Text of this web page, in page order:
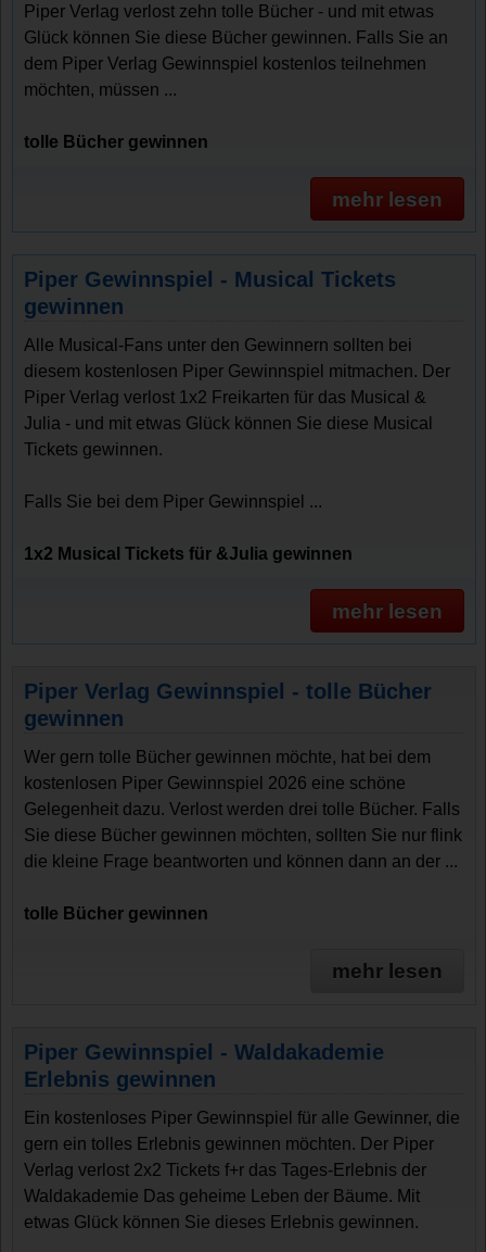
Piper Verlag verlost zehn tolle Bücher - und mit etwas
Glück können Sie diese Bücher gewinnen. Falls Sie an
dem Piper Verlag Gewinnspiel kostenlos teilnehmen
möchten, müssen ...
tolle Bücher gewinnen
mehr lesen
Piper Gewinnspiel - Musical Tickets
gewinnen
Alle Musical-Fans unter den Gewinnern sollten bei
diesem kostenlosen Piper Gewinnspiel mitmachen. Der
Piper Verlag verlost 1x2 Freikarten für das Musical &
Julia - und mit etwas Glück können Sie diese Musical
Tickets gewinnen.
Falls Sie bei dem Piper Gewinnspiel ...
1x2 Musical Tickets für &Julia gewinnen
mehr lesen
Piper Verlag Gewinnspiel - tolle Bücher
gewinnen
Wer gern tolle Bücher gewinnen möchte, hat bei dem
kostenlosen Piper Gewinnspiel 2026 eine schöne
Gelegenheit dazu. Verlost werden drei tolle Bücher. Falls
Sie diese Bücher gewinnen möchten, sollten Sie nur flink
die kleine Frage beantworten und können dann an der ...
tolle Bücher gewinnen
mehr lesen
Piper Gewinnspiel - Waldakademie
Erlebnis gewinnen
Ein kostenloses Piper Gewinnspiel für alle Gewinner, die
gern ein tolles Erlebnis gewinnen möchten. Der Piper
Verlag verlost 2x2 Tickets f+r das Tages-Erlebnis der
Waldakademie Das geheime Leben der Bäume. Mit
etwas Glück können Sie dieses Erlebnis gewinnen.